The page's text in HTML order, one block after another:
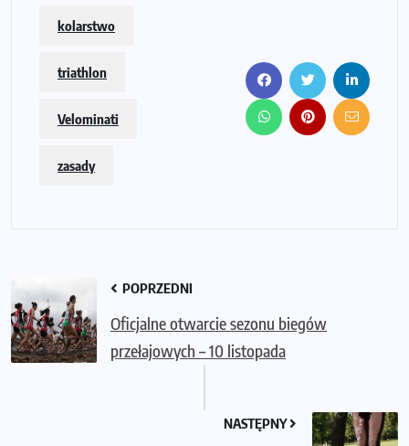
kolarstwo
triathlon
Velominati
zasady
POPRZEDNI
Oficjalne otwarcie sezonu biegów
przełajowych – 10 listopada
NASTĘPNY